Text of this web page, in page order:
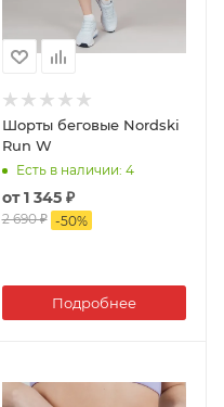
Шорты беговые Nordski
Run W
Есть в наличии: 4
от1 345 ₽
2 690 ₽ -50%
Подробнее